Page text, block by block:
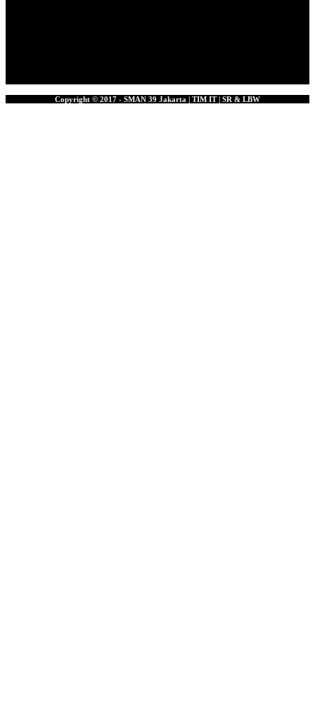
Copyright © 2017 - SMAN 39 Jakarta | TIM IT | SR & LBW